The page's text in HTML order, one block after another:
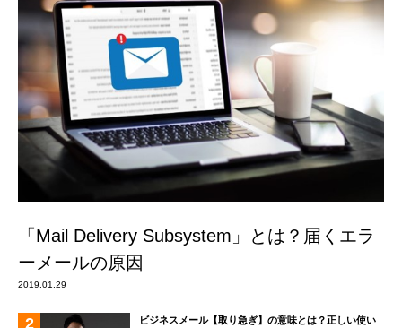
「Mail Delivery Subsystem」とは？届くエラ
ーメールの原因
2019.01.29
ビジネスメール【取り急ぎ】の意味とは？正しい使い